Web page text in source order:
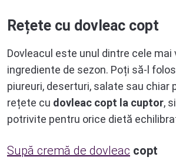
Rețete cu dovleac copt
Dovleacul este unul dintre cele mai
ingrediente de sezon. Poți să-l
piureuri, deserturi, salate sau chiar
rețete cu dovleac copt la cuptor,
potrivite pentru orice dietă
Supă cremă de dovleac copt